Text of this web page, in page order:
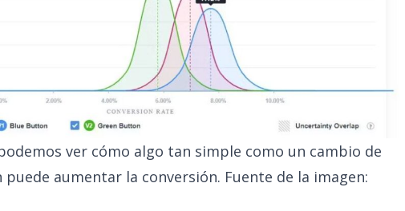
ver cómo algo tan simple como un cambio de
aumentar la conversión. Fuente de la imagen: